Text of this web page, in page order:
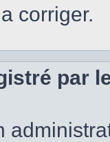
corriger.
par